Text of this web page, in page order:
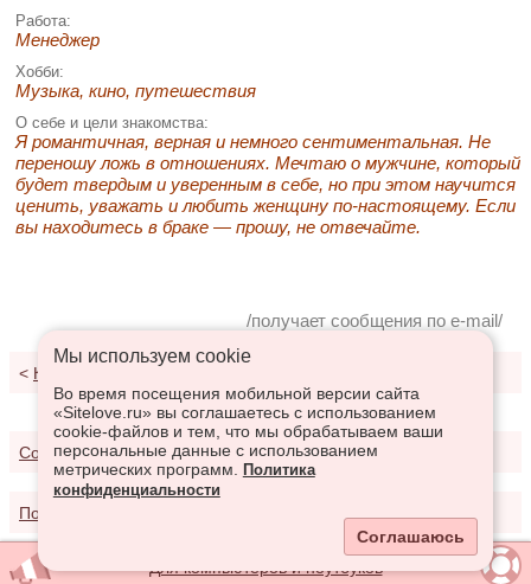
Работа:
Менеджер
Хобби:
Музыка, кино, путешествия
О себе и цели знакомства:
Я романтичная, верная и немного сентиментальная. Не
переношу ложь в отношениях. Мечтаю о мужчине, который
будет твердым и уверенным в себе, но при этом научится
ценить, уважать и любить женщину по-настоящему. Если
вы находитесь в браке — прошу, не отвечайте.
/получает сообщения по e-mail/
< К результатам поиска
Соглашение о предоставлении услуг
Политика конфиденциальности
Мы используем сookie
Во время посещения мобильной версии сайта
«Sitelove.ru» вы соглашаетесь с использованием
cookie-файлов и тем, что мы обрабатываем ваши
персональные данные с использованием
метрических программ.
Политика
конфиденциальности
Соглашаюсь
Для компьютеров и ноутбуков